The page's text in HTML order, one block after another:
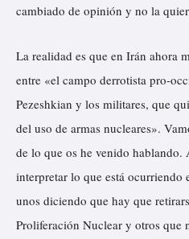
cambiado de opinión y no la
La realidad es que en Irán ahora
entre «el campo derrotista pro-
Pezeshkian y los militares, que
del uso de armas nucleares».
de lo que os he venido hablando.
interpretar lo que está ocurriendo
unos diciendo que hay que
Proliferación Nuclear y otros que